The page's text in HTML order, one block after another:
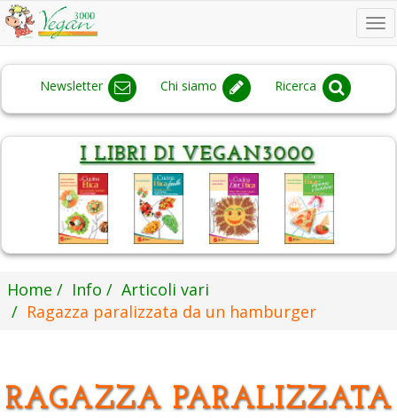
Newsletter Chi siamo Ricerca
Home Info
Articoli vari
Ragazza paralizzata da un hamburger
RAGAZZA PARALIZZATA